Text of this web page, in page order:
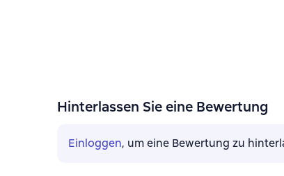
Hinterlassen Sie eine Bewertung
Einloggen, um eine Bewertung zu